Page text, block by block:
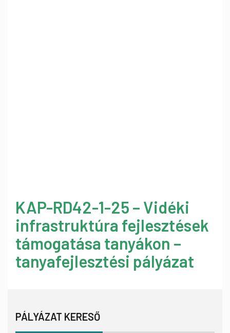
KAP-RD42-1-25 – Vidéki
infrastruktúra fejlesztések
támogatása tanyákon –
tanyafejlesztési pályázat
PÁLYÁZAT KERESŐ